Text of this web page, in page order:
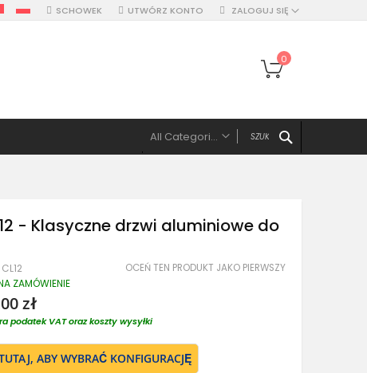
SCHOWEK ZALOGUJ SIĘ
UTWÓRZ KONTO
Mój koszyk
0
All Categories
Drzwi pojedyńcze aluminiowe
Drzwi z lewym naświetlem
Drzwi z prawym naświetlem
- Klasyczne drzwi aluminiowe do
OCEŃ TEN PRODUKT JAKO PIERWSZY
ZAMÓWIENIE
zł
podatek VAT oraz koszty wysyłki
ABY WYBRAĆ KONFIGURACJĘ